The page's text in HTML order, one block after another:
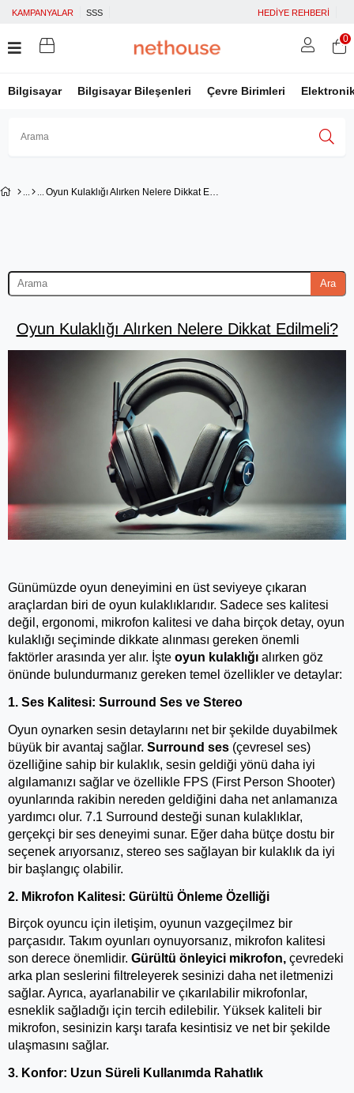
KAMPANYALAR SSS HEDİYE REHBERİ
Bilgisayar Bilgisayar Bileşenleri Çevre Birimleri
0
Oyun Kulaklığı Alırken Nelere Dikkat Edilmeli?
Ara
Oyun Kulaklığı Alırken Nelere Dikkat Edilmeli?
Günümüzde oyun deneyimini en üst seviyeye çıkaran
araçlardan biri de oyun kulaklıklarıdır. Sadece ses kalitesi
değil, ergonomi, mikrofon kalitesi ve daha birçok detay, oyun
kulaklığı seçiminde dikkate alınması gereken önemli
faktörler arasında yer alır. İşte oyun kulaklığı alırken göz
önünde bulundurmanız gereken temel özellikler ve detaylar:
1. Ses Kalitesi: Surround Ses ve Stereo
Oyun oynarken sesin detaylarını net bir şekilde duyabilmek
büyük bir avantaj sağlar. Surround ses (çevresel ses)
özelliğine sahip bir kulaklık, sesin geldiği yönü daha iyi
algılamanızı sağlar ve özellikle FPS (First Person Shooter)
oyunlarında rakibin nereden geldiğini daha net anlamanıza
yardımcı olur. 7.1 Surround desteği sunan kulaklıklar,
gerçekçi bir ses deneyimi sunar. Eğer daha bütçe dostu bir
seçenek arıyorsanız, stereo ses sağlayan bir kulaklık da iyi
bir başlangıç olabilir.
2. Mikrofon Kalitesi: Gürültü Önleme Özelliği
Birçok oyuncu için iletişim, oyunun vazgeçilmez bir
parçasıdır. Takım oyunları oynuyorsanız, mikrofon kalitesi
son derece önemlidir. Gürültü önleyici mikrofon, çevredeki
arka plan seslerini filtreleyerek sesinizi daha net iletmenizi
sağlar. Ayrıca, ayarlanabilir ve çıkarılabilir mikrofonlar,
esneklik sağladığı için tercih edilebilir. Yüksek kaliteli bir
mikrofon, sesinizin karşı tarafa kesintisiz ve net bir şekilde
ulaşmasını sağlar.
3. Konfor: Uzun Süreli Kullanımda Rahatlık